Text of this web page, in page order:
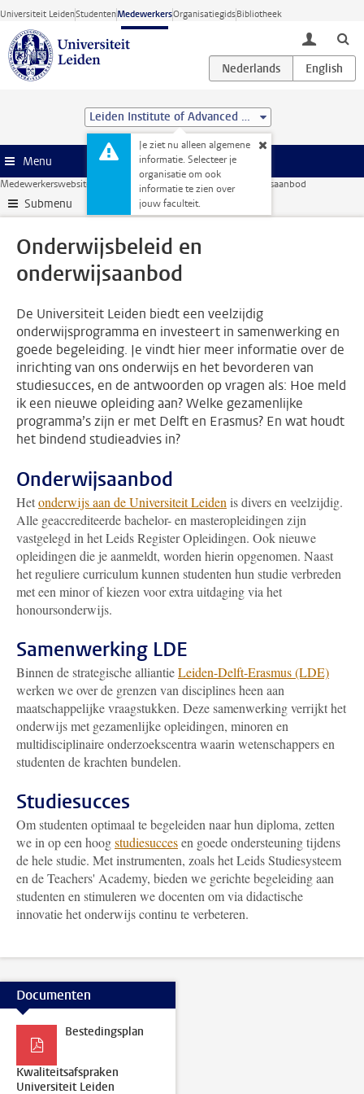
Ga direct naar de inhoud
Universiteit LeidenStudentenMedewerkersOrganisatiegidsBibliotheek
toggle
Leiden Institute of Advanced Computer Science (LIACS)
Je ziet nu alleen algemene
informatie. Selecteer je
organisatie om ook
informatie te zien over
jouw faculteit.
Menu
Medewerkerswebsite Onderwijs Onderwijsbeleid en onderwijsaanbod
Submenu
Onderwijsbeleid en
onderwijsaanbod
De Universiteit Leiden biedt een veelzijdig
onderwijsprogramma en investeert in samenwerking en
goede begeleiding. Je vindt hier meer informatie over de
inrichting van ons onderwijs en het bevorderen van
studiesucces, en de antwoorden op vragen als: Hoe meld
ik een nieuwe opleiding aan? Welke gezamenlijke
programma’s zijn er met Delft en Erasmus? En wat houdt
het bindend studieadvies in?
Onderwijsaanbod
Hetonderwijs aan de Universiteit Leiden is divers en veelzijdig.
Alle geaccrediteerde bachelor- en masteropleidingen zijn
vastgelegd in het Leids Register Opleidingen. Ook nieuwe
opleidingen die je aanmeldt, worden hierin opgenomen. Naast
het reguliere curriculum kunnen studenten hun studie verbreden
met een minor of kiezen voor extra uitdaging via het
honoursonderwijs.
Samenwerking LDE
Binnen de strategische alliantieLeiden-Delft-Erasmus (LDE)
werken we over de grenzen van disciplines heen aan
maatschappelijke vraagstukken. Deze samenwerking verrijkt het
onderwijs met gezamenlijke opleidingen, minoren en
multidisciplinaire onderzoekscentra waarin wetenschappers en
studenten de krachten bundelen.
Studiesucces
Om studenten optimaal te begeleiden naar hun diploma, zetten
we in op een hoogstudiesuccesen goede ondersteuning tijdens
de hele studie. Met instrumenten, zoals het Leids Studiesysteem
en de Teachers' Academy, bieden we gerichte begeleiding aan
studenten en stimuleren we docenten om via didactische
innovatie het onderwijs continu te verbeteren.
Documenten
Bestedingsplan
Kwaliteitsafspraken
Universiteit Leiden